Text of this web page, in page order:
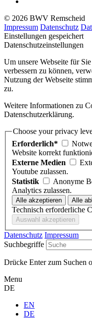
© 2026 BWV Remscheid
Impressum Datenschutz
Einstellungen gespeichert
Datenschutzeinstellungen
Um unsere Webseite für
verbessern zu können,
Nutzung der Webseite
zu.
Weitere Informationen zu
Datenschutzerklärung.
Choose your privacy
Erforderlich*
Website korrekt
Externe Medien
Youtube zulassen.
Statistik
Anonyme
Analytics zulassen.
Technisch erforderliche
Datenschutz Impressum
Suchbegriffe
Drücke Enter zum Suchen
Menu
DE
EN
DE